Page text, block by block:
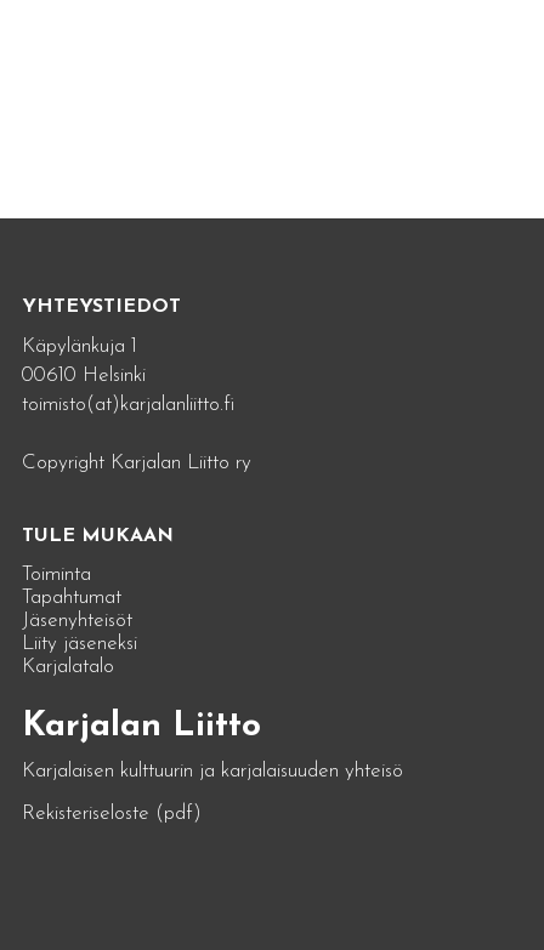
YHTEYSTIEDOT
Käpylänkuja 1
00610 Helsinki
toimisto(at)karjalanliitto.fi
Copyright Karjalan Liitto ry
TULE MUKAAN
Toiminta
Tapahtumat
Jäsenyhteisöt
Liity jäseneksi
Karjalatalo
Karjalan Liitto
Karjalaisen kulttuurin ja karjalaisuuden yhteisö
Rekisteriseloste (pdf)